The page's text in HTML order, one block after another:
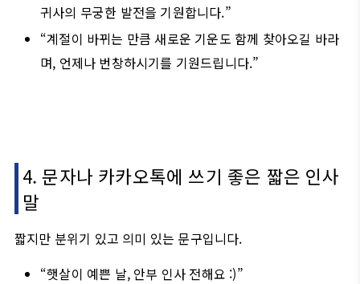
귀사의 무궁한 발전을 기원합니다.”
“계절이 바뀌는 만큼 새로운 기운도 함께 찾아오길 바라
며, 언제나 번창하시기를 기원드립니다.”
4. 문자나 카카오톡에 쓰기 좋은 짧은 인사
말
짧지만 분위기 있고 의미 있는 문구입니다.
“햇살이 예쁜 날, 안부 인사 전해요 :)”